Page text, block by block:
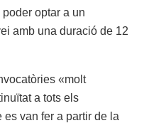
optar a un
amb una duració de 12
«molt
a tots els
van fer a partir de la